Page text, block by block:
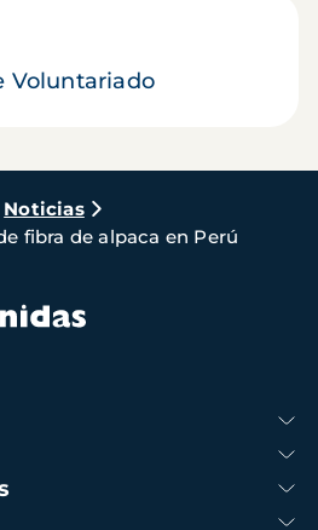
Voluntariado
Noticias
fibra de alpaca en Perú